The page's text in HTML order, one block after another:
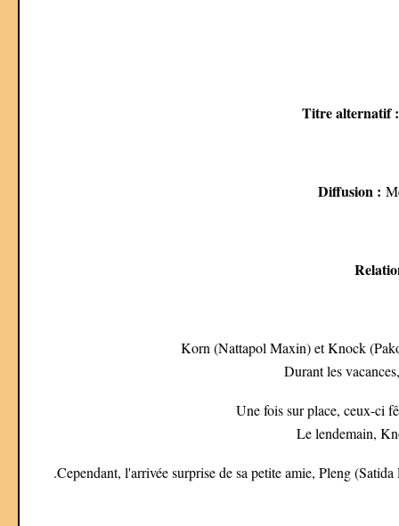
Titre alternatif
Diffusion :
Korn (Nattapol Maxin) et Knock
Durant les
Une fois sur place, ceux-ci
Le lendemain,
.Cependant, l'arrivée surprise de sa petite amie, Pleng